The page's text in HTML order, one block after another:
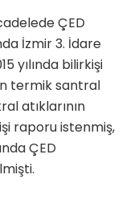
ÇED
İzmir 3. İdare
yılında bilirkişi
termik santral
atıklarının
raporu istenmiş,
ÇED